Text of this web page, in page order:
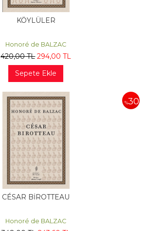
KÖYLÜLER
Honoré de BALZAC
420,00TL 294,00 TL
Sepete Ekle
%30
CÉSAR BİROTTEAU
Honoré de BALZAC